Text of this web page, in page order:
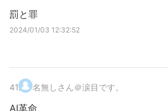
罰と罪
2024/01/03 12:32:52
41. 名無しさん＠涙目です。
AI革命